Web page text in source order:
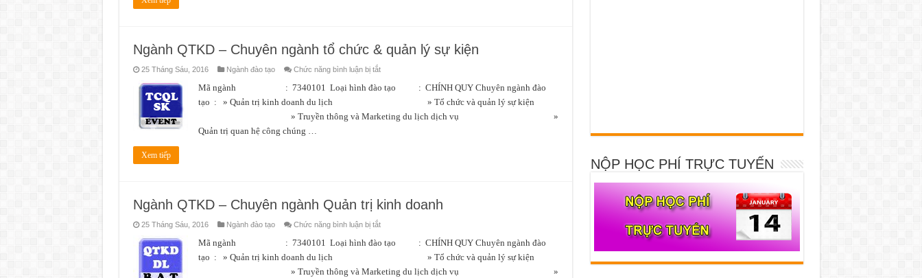
Ngành QTKD – Chuyên ngành tổ chức & quản lý sự kiện
25 Tháng Sáu, 2016 Ngành đào tạo Chức năng bình luận bị tắtở
QTKD
–
tổ
Mã ngành : 7340101 Loại hình đào tạo : CHÍNH QUY Chuyên ngành đào
tạo : » Quản trị kinh doanh du lịch » Tổ chức và quản lý sự kiện
» Truyền thông và Marketing du lịch dịch vụ »
Quản trị quan hệ công chúng …
Xem tiếp
Ngành QTKD – Chuyên ngành Quản trị kinh doanh
25 Tháng Sáu, 2016 Ngành đào tạo Chức năng bình luận bị tắtở
QTKD
–
Quản
Mã ngành : 7340101 Loại hình đào tạo : CHÍNH QUY Chuyên ngành đào
tạo : » Quản trị kinh doanh du lịch » Tổ chức và quản lý sự kiện
» Truyền thông và Marketing du lịch dịch vụ »
NỘP HỌC PHÍ TRỰC TUYẾN